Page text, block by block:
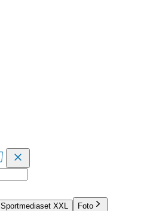
Sportmediaset XXL
Foto